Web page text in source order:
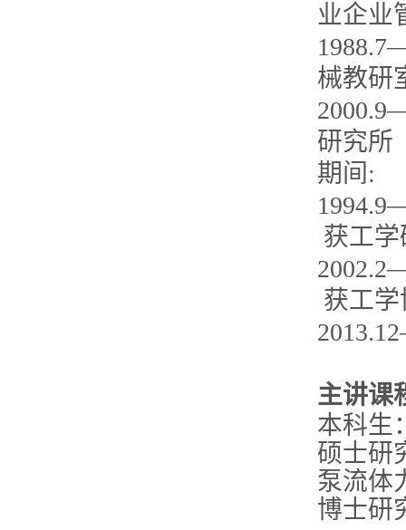
业企业
械教研
研究所
期间:
获工
获工
主讲课
本科生
硕士研
泵流体
博士研